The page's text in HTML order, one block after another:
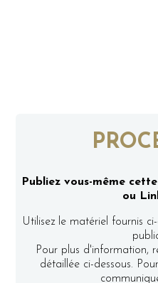
Publiez vous-même
ou
Utilisez le matériel fournis
Pour plus d'information,
détaillée ci-dessous.